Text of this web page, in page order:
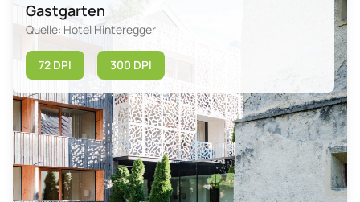
Gastgarten
Quelle: Hotel Hinteregger
72 DPI 300 DPI